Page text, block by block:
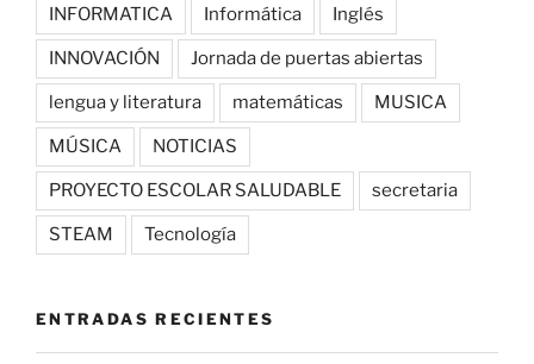
INFORMATICA Informática Inglés
INNOVACIÓN Jornada de puertas abiertas
lengua y literatura matemáticas MUSICA
MÚSICA NOTICIAS
PROYECTO ESCOLAR SALUDABLE secretaria
STEAM Tecnología
ENTRADAS RECIENTES